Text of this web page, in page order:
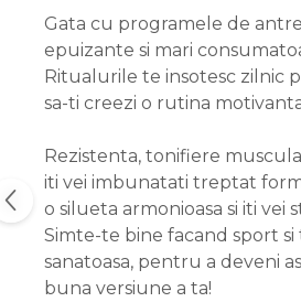
Gata cu programele de
epuizante si mari
Ritualurile te insotesc zilnic
sa-ti creezi o rutina
Rezistenta, tonifiere
iti vei imbunatati treptat
o silueta armonioasa si iti vei
Simte-te bine facand sport si
sanatoasa, pentru a deveni
buna versiune a ta!